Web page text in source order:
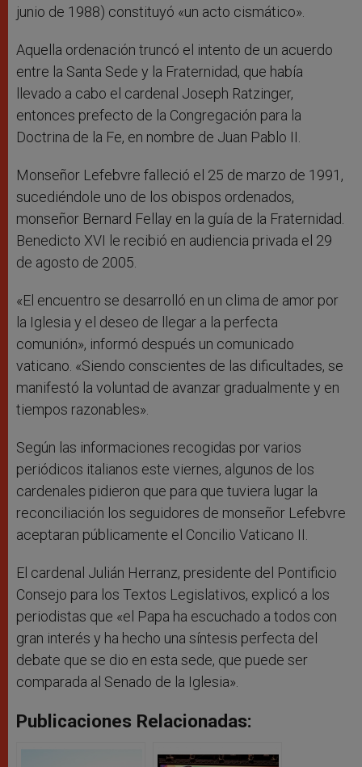
junio de 1988) constituyó «un acto cismático».
Aquella ordenación truncó el intento de un acuerdo
entre la Santa Sede y la Fraternidad, que había
llevado a cabo el cardenal Joseph Ratzinger,
entonces prefecto de la Congregación para la
Doctrina de la Fe, en nombre de Juan Pablo II.
Monseñor Lefebvre falleció el 25 de marzo de 1991,
sucediéndole uno de los obispos ordenados,
monseñor Bernard Fellay en la guía de la Fraternidad.
Benedicto XVI le recibió en audiencia privada el 29
de agosto de 2005.
«El encuentro se desarrolló en un clima de amor por
la Iglesia y el deseo de llegar a la perfecta
comunión», informó después un comunicado
vaticano. «Siendo conscientes de las dificultades, se
manifestó la voluntad de avanzar gradualmente y en
tiempos razonables».
Según las informaciones recogidas por varios
periódicos italianos este viernes, algunos de los
cardenales pidieron que para que tuviera lugar la
reconciliación los seguidores de monseñor Lefebvre
aceptaran públicamente el Concilio Vaticano II.
El cardenal Julián Herranz, presidente del Pontificio
Consejo para los Textos Legislativos, explicó a los
periodistas que «el Papa ha escuchado a todos con
gran interés y ha hecho una síntesis perfecta del
debate que se dio en esta sede, que puede ser
comparada al Senado de la Iglesia».
Publicaciones Relacionadas: